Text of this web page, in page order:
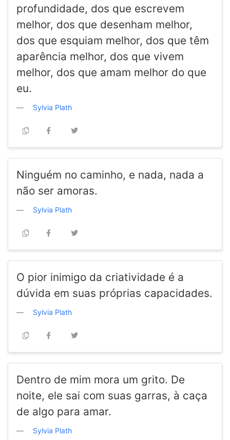
profundidade, dos que escrevem
melhor, dos que desenham melhor,
dos que esquiam melhor, dos que têm
aparência melhor, dos que vivem
melhor, dos que amam melhor do que
eu.
Sylvia Plath
Ninguém no caminho, e nada, nada a
não ser amoras.
Sylvia Plath
O pior inimigo da criatividade é a
dúvida em suas próprias capacidades.
Sylvia Plath
Dentro de mim mora um grito. De
noite, ele sai com suas garras, à caça
de algo para amar.
Sylvia Plath